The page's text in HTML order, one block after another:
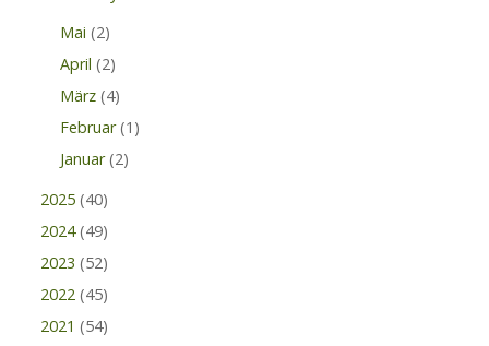
Mai (2)
April (2)
März (4)
Februar (1)
Januar (2)
2025 (40)
2024 (49)
2023 (52)
2022 (45)
2021 (54)